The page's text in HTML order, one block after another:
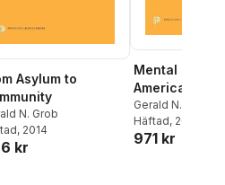
Asylum to
N. Grob
, 2014
kr
Mental
American
1875-1940
Gerald N. Grob
Häftad, 2019
971 kr